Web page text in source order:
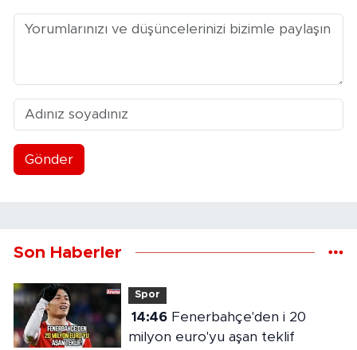
Gönder
Son Haberler
Spor
14:46Fenerbahçe'den i 20
milyon euro'yu aşan teklif